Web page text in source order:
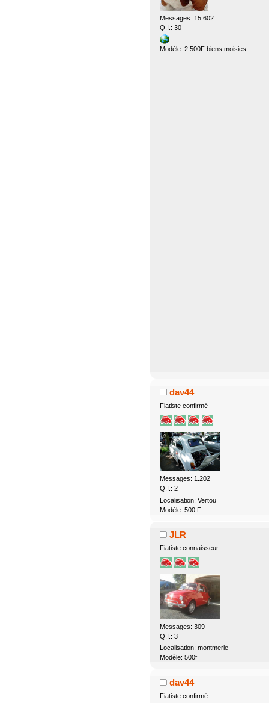
Messages: 15.602
Q.I.: 30
Modèle: 2 500F biens moisies
dav44
Fiatiste confirmé
Messages: 1.202
Q.I.: 2
Localisation: Vertou
Modèle: 500 F
JLR
Fiatiste connaisseur
Messages: 309
Q.I.: 3
Localisation: montmerle
Modèle: 500f
dav44
Fiatiste confirmé